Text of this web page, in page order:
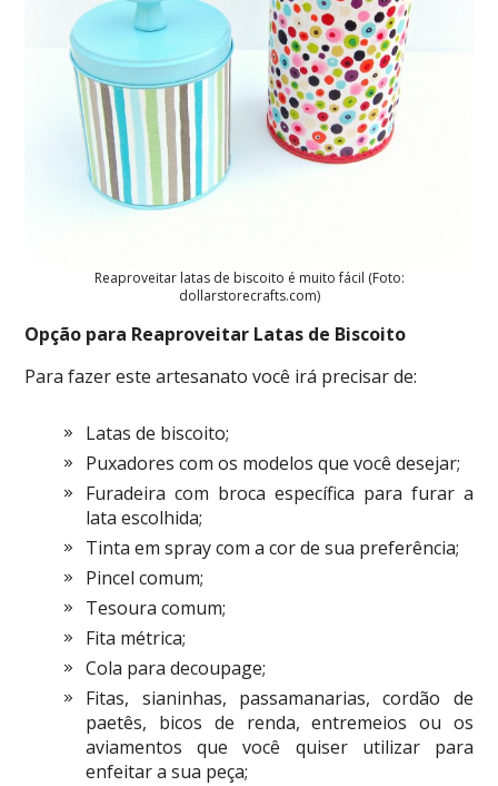
Reaproveitar latas de biscoito é muito fácil (Foto:
dollarstorecrafts.com)
Opção para Reaproveitar Latas de Biscoito
Para fazer este artesanato você irá precisar de:
Latas de biscoito;
Puxadores com os modelos que você desejar;
Furadeira com broca específica para furar a
lata escolhida;
Tinta em spray com a cor de sua preferência;
Pincel comum;
Tesoura comum;
Fita métrica;
Cola para decoupage;
Fitas, sianinhas, passamanarias, cordão de
paetês, bicos de renda, entremeios ou os
aviamentos que você quiser utilizar para
enfeitar a sua peça;